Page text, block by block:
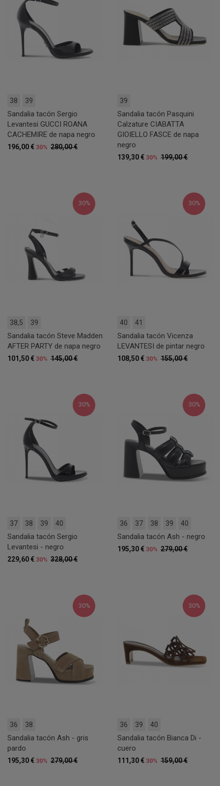
38 39
Sandalia tacón Sergio
Levantesi GUCCI ROANA
CACHEMIRE de napa negro
280,00 €
196,00 € 30%
39
Sandalia tacón Pasquini
Calzature CIABATTA
GIOIELLO FASCE de napa
negro
199,00 €
139,30 € 30%
30%
38,5 39
Sandalia tacón Steve Madden
AFTER PARTY de napa negro
145,00 €
101,50 € 30%
30%
40 41
Sandalia tacón Vicenza
LEVANTESI de pintar negro
155,00 €
108,50 € 30%
30%
37 38 39 40
Sandalia tacón Sergio
Levantesi - negro
328,00 €
229,60 € 30%
30%
36 37 38 39 40
Sandalia tacón Ash - negro
279,00 €
195,30 € 30%
30%
36 38
Sandalia tacón Ash - gris
pardo
279,00 €
195,30 € 30%
30%
36 39 40
Sandalia tacón Bianca Di -
cuero
159,00 €
111,30 € 30%